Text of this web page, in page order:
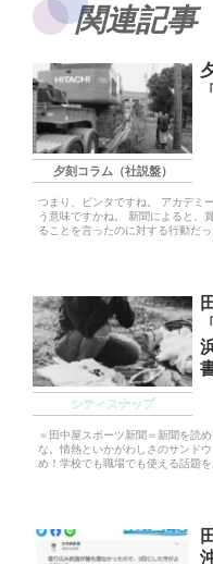
関連記事
夕刻コラム（社説盤）
つまり、ビンタですね。 アカデミ
う意味ですかね。 新聞によると、
ることを言ったのに対する行動だっ
シティスナップ
＝田中屋スポーツ新聞＝新聞を読
な。情熱といかがわしさのサンド
め！学校でも職場でも使える話題を